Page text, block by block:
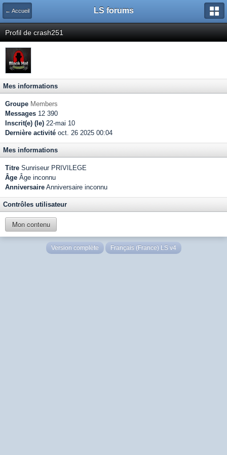
← Accueil LS forums
Profil de crash251
Mes informations
Groupe Members
Messages 12 390
Inscrit(e) (le) 22-mai 10
Dernière activité oct. 26 2025 00:04
Mes informations
Titre Sunriseur PRIVILEGE
Âge Âge inconnu
Anniversaire Anniversaire inconnu
Contrôles utilisateur
Mon contenu
Version complète Français (France) LS v4